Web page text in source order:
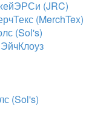
(JRC)
(MerchTex)
(Sol's)
(Sol's)